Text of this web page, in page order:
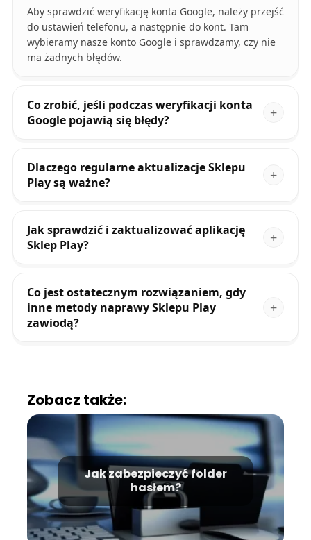
Aby sprawdzić weryfikację konta Google, należy przejść
do ustawień telefonu, a następnie do kont. Tam
wybieramy nasze konto Google i sprawdzamy, czy nie
ma żadnych błędów.
Co zrobić, jeśli podczas weryfikacji konta
Google pojawią się błędy?
Dlaczego regularne aktualizacje Sklepu
Play są ważne?
Jak sprawdzić i zaktualizować aplikację
Sklep Play?
Co jest ostatecznym rozwiązaniem, gdy
inne metody naprawy Sklepu Play
zawiodą?
Zobacz także:
Jak zabezpieczyć folder
hasłem?